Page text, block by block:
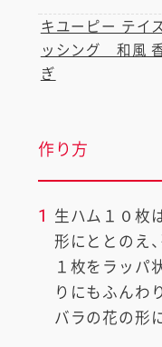
キユーピー テイ
ッシング 和風
ぎ
作り方
1 生ハム１０枚
形にととのえ
１枚をラッパ
りにもふんわ
バラの花の形